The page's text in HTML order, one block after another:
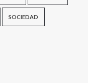
SOCIEDAD